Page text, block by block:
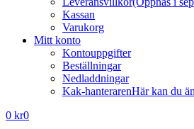
Kassan
Varukorg
Mitt konto
Kontouppgifter
Beställningar
Nedladdningar
Kak-hanterarenHär kan du
0 kr0